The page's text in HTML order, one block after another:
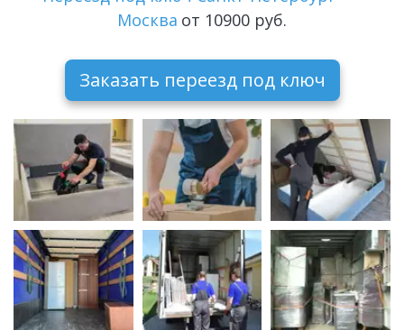
Москва от 10900 руб.
Заказать переезд под ключ